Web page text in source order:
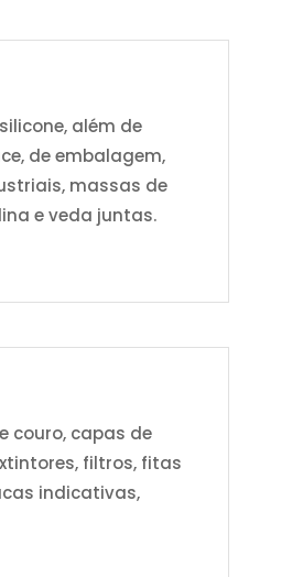
além de
de embalagem,
massas de
e veda juntas.
couro, capas de
filtros, fitas
indicativas,